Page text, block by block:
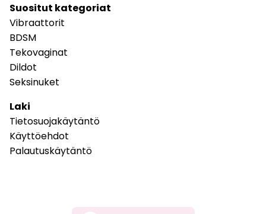
Suositut kategoriat
Vibraattorit
BDSM
Tekovaginat
Dildot
Seksinuket
Laki
Tietosuojakäytäntö
Käyttöehdot
Palautuskäytäntö